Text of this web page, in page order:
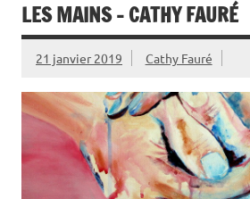
LES MAINS – CATHY FAURÉ
21 janvier 2019 Cathy Fauré